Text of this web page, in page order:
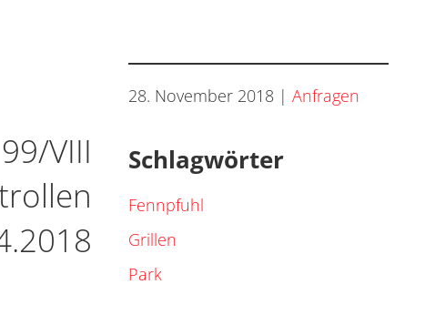
VIII
28. November 2018 | Anfragen
Schlagwörter
Fennpfuhl
Grillen
Park